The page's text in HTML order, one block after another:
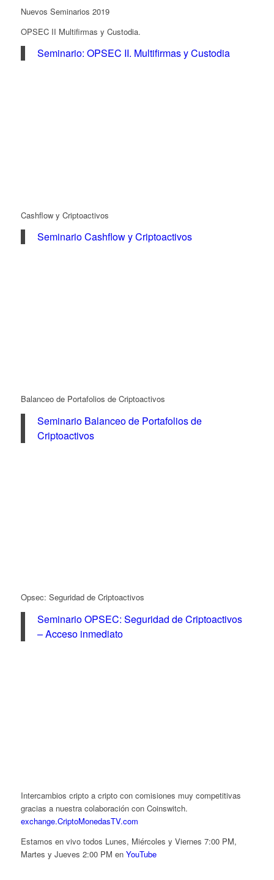
Nuevos Seminarios 2019
OPSEC II Multifirmas y Custodia.
Seminario: OPSEC II. Multifirmas y Custodia
Cashflow y Criptoactivos
Seminario Cashflow y Criptoactivos
Balanceo de Portafolios de Criptoactivos
Seminario Balanceo de Portafolios de
Criptoactivos
Opsec: Seguridad de Criptoactivos
Seminario OPSEC: Seguridad de Criptoactivos
– Acceso inmediato
Intercambios cripto a cripto con comisiones muy competitivas
gracias a nuestra colaboración con Coinswitch.
exchange.CriptoMonedasTV.com
Estamos en vivo todos Lunes, Miércoles y Viernes 7:00 PM,
Martes y Jueves 2:00 PM en YouTube